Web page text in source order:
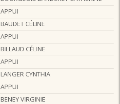
APPUI
BAUDET CÉLINE
APPUI
BILLAUD CÉLINE
APPUI
LANGER CYNTHIA
APPUI
BENEY VIRGINIE